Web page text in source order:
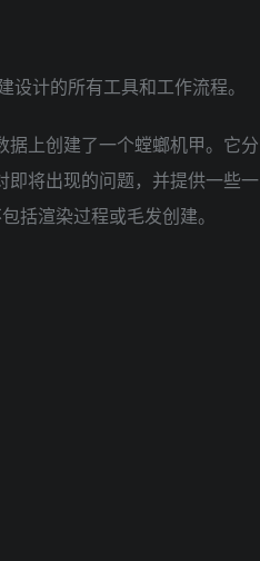
计的所有工具和工作流程。
上创建了一个螳螂机甲。它分
即将出现的问题，并提供一些一
括渲染过程或毛发创建。